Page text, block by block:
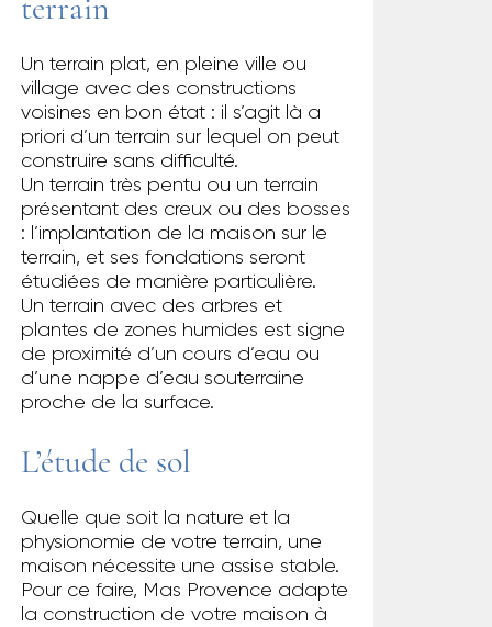
terrain
Un terrain plat, en pleine ville ou
village avec des constructions
voisines en bon état : il s’agit là a
priori d’un terrain sur lequel on peut
construire sans difficulté.
Un terrain très pentu ou un terrain
présentant des creux ou des bosses
: l’implantation de la maison sur le
terrain, et ses fondations seront
étudiées de manière particulière.
Un terrain avec des arbres et
plantes de zones humides est signe
de proximité d’un cours d’eau ou
d’une nappe d’eau souterraine
proche de la surface.
L’étude de sol
Quelle que soit la nature et la
physionomie de votre terrain, une
maison nécessite une assise stable.
Pour ce faire, Mas Provence adapte
la construction de votre maison à